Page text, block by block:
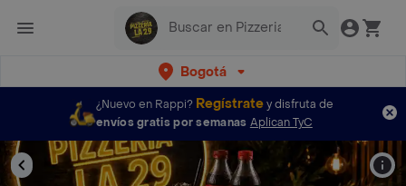
Bogotá
¿Nuevo en Rappi? Regístratey disfruta de
envíos gratis por semanas Aplican TyC